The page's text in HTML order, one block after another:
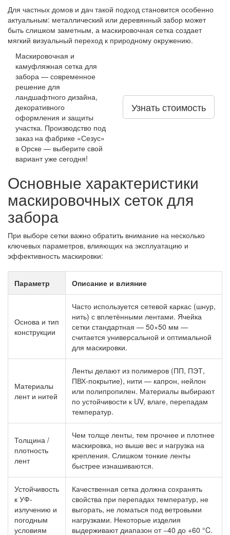
Для частных домов и дач такой подход становится особенно
актуальным: металлический или деревянный забор может
быть слишком заметным, а маскировочная сетка создает
мягкий визуальный переход к природному окружению.
Маскировочная и
камуфляжная сетка для
забора — современное
решение для
ландшафтного дизайна,
декоративного
оформления и защиты
участка. Производство под
заказ на фабрике «Сезус»
в Орске — выберите свой
вариант уже сегодня!
Узнать стоимость
Основные характеристики
маскировочных сеток для
забора
При выборе сетки важно обратить внимание на несколько
ключевых параметров, влияющих на эксплуатацию и
эффективность маскировки:
Параметр Описание и влияние
Основа и тип
конструкции
Часто используется сетевой каркас (шнур,
нить) с вплетёнными лентами. Ячейка
сетки стандартная — 50×50 мм —
считается универсальной и оптимальной
для маскировки.
Материалы
лент и нитей
Ленты делают из полимеров (ПП, ПЭТ,
ПВХ-покрытие), нити — капрон, нейлон
или полипропилен. Материалы выбирают
по устойчивости к UV, влаге, перепадам
температур.
Толщина /
плотность
лент
Чем толще ленты, тем прочнее и плотнее
маскировка, но выше вес и нагрузка на
крепления. Слишком тонкие ленты
быстрее изнашиваются.
Устойчивость
к УФ-
излучению и
погодным
условиям
Качественная сетка должна сохранять
свойства при перепадах температур, не
выгорать, не ломаться под ветровыми
нагрузками. Некоторые изделия
выдерживают диапазон от −40 до +60 °C.